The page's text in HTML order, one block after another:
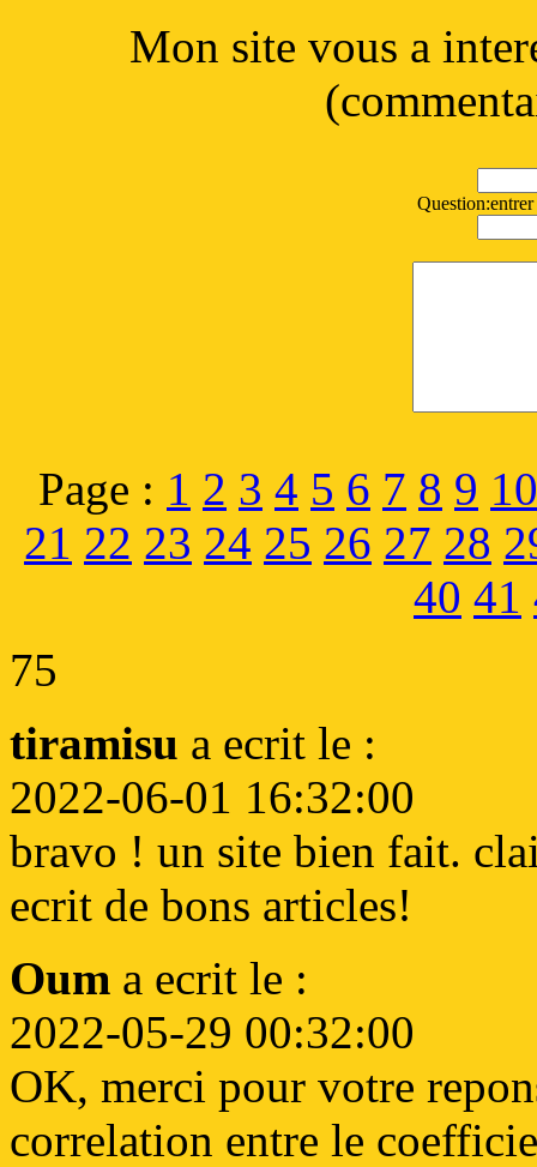
Mon site vous a
Page : 1 2 3 4 5 6 7 8 9 10
21 22 23 24 25 26 27 28
40 41
75
tiramisu a ecrit le :
2022-06-01 16:32:00
bravo ! un site bien fait.
ecrit de bons articles!
Oum a ecrit le :
2022-05-29 00:32:00
OK, merci pour votre
correlation entre le